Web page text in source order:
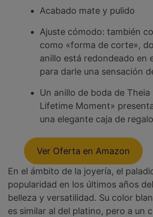
Acabado mate y pulido
Ajuste cómodo: también
como «forma de corte»,
anillo está redondeado en
para darle una sensación
Un anillo de boda de Theia
Lifetime Moment»
una elegante caja de regalo
Ver Oferta en Amazon
En el ámbito de la joyería, el
popularidad en los últimos años
belleza y versatilidad. Su color
es similar al del platino, pero a un